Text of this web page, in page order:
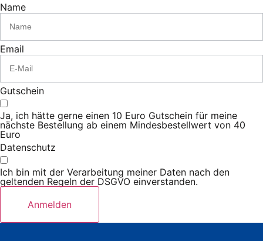
Name
Email
Gutschein
Ja, ich hätte gerne einen 10 Euro Gutschein für meine
nächste Bestellung ab einem Mindesbestellwert von 40
Euro
Datenschutz
Ich bin mit der Verarbeitung meiner Daten nach den
geltenden Regeln der DSGVO einverstanden.
Anmelden